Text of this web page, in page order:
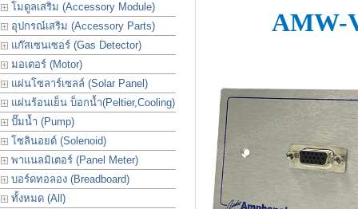
โมดูลเสริม (Accessory Module)
อุปกรณ์เสริม (Accessory Parts)
แก๊สเซนเซอร์ (Gas Detector)
มอเตอร์ (Motor)
แผ่นโซลาร์เซลล์ (Solar Panel)
แผ่นร้อนเย็น บ็อกน้ำ(Peltier,Cooling)
ปั๊มน้ำ (Pump)
โซลินอยด์ (Solenoid)
พาแนลมิเตอร์ (Panel Meter)
บอร์ดทอลอง (Breadboard)
ทั้งหมด (All)
AMW-